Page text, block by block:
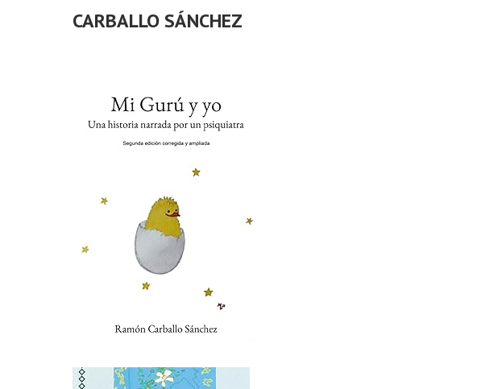
CARBALLO SÁNCHEZ